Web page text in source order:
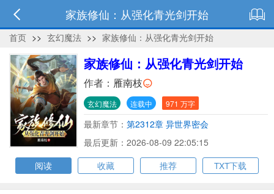
家族修仙：从强化青光剑开始
首页 >> 玄幻魔法 >> 家族修仙：从强化青光剑开始
家族修仙：从强化青光剑开始
作者： 雁南枝
玄幻魔法 连载中 971 万字
最新章节： 第2312章 异世界密会
最后更新：2026-08-09 22:05:15
阅读
收藏 推荐 TXT下载